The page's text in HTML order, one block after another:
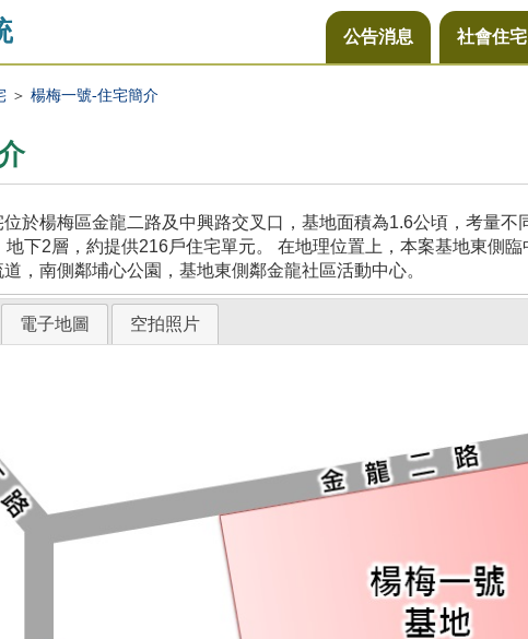
公告消息 社會住宅
＞ 楊梅一號-住宅簡介
於楊梅區金龍二路及中興路交叉口，基地面積為1.6公頃，考量
地下2層，約提供216戶住宅單元。 在地理位置上，本案基地東側
，南側鄰埔心公園，基地東側鄰金龍社區活動中心。
電子地圖 空拍照片